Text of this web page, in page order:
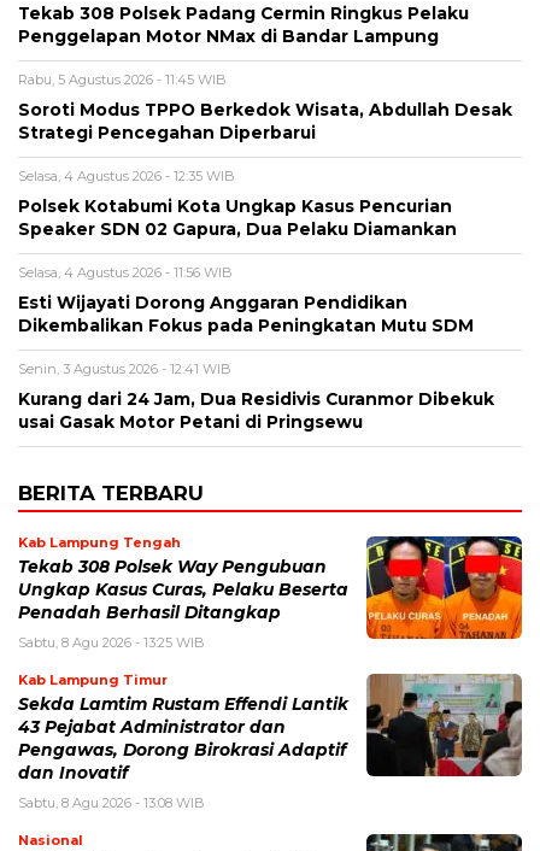
Tekab 308 Polsek Padang Cermin Ringkus Pelaku
Penggelapan Motor NMax di Bandar Lampung
Rabu, 5 Agustus 2026 - 11:45 WIB
Soroti Modus TPPO Berkedok Wisata, Abdullah Desak
Strategi Pencegahan Diperbarui
Selasa, 4 Agustus 2026 - 12:35 WIB
Polsek Kotabumi Kota Ungkap Kasus Pencurian
Speaker SDN 02 Gapura, Dua Pelaku Diamankan
Selasa, 4 Agustus 2026 - 11:56 WIB
Esti Wijayati Dorong Anggaran Pendidikan
Dikembalikan Fokus pada Peningkatan Mutu SDM
Senin, 3 Agustus 2026 - 12:41 WIB
Kurang dari 24 Jam, Dua Residivis Curanmor Dibekuk
usai Gasak Motor Petani di Pringsewu
BERITA TERBARU
Kab Lampung Tengah
Tekab 308 Polsek Way Pengubuan
Ungkap Kasus Curas, Pelaku Beserta
Penadah Berhasil Ditangkap
Sabtu, 8 Agu 2026 - 13:25 WIB
Kab Lampung Timur
Sekda Lamtim Rustam Effendi Lantik
43 Pejabat Administrator dan
Pengawas, Dorong Birokrasi Adaptif
dan Inovatif
Sabtu, 8 Agu 2026 - 13:08 WIB
Nasional